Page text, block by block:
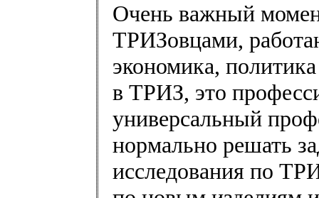
Очень важный
ТРИЗовцами,
экономика,
в ТРИЗ, это
универсальный
нормально решать
исследования по